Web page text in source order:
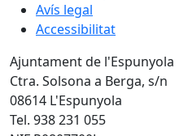
Avís legal
Accessibilitat
Ajuntament de l'Espunyola
Ctra. Solsona a Berga, s/n
08614 L'Espunyola
Tel. 938 231 055